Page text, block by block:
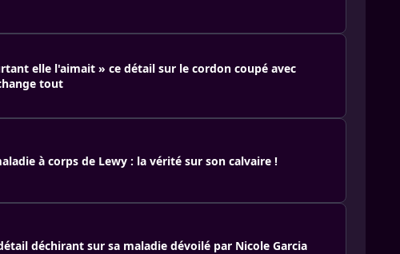
elle l'aimait » ce détail sur le cordon coupé avec
tout
à corps de Lewy : la vérité sur son calvaire !
déchirant sur sa maladie dévoilé par Nicole Garcia